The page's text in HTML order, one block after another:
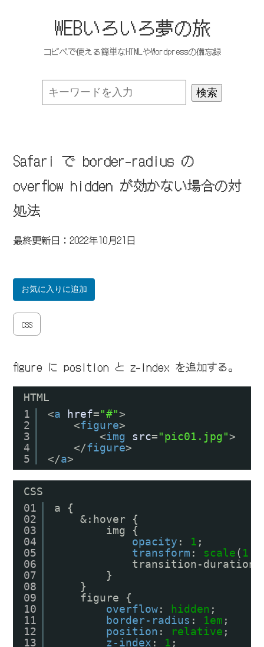
WEBいろいろ夢の旅
コピペで使える簡単なHTMLやWordpressの備忘録
Safari で border-radius の
overflow hidden が効かない場合の対
処法
最終更新日：2022年10月21日
お気に入りに追加
CSS
figure に position と z-index を追加する。
HTML
1
2
3
4
5
<a href="#">
<figure>
<img src="pic01.jpg">
</figure>
</a>
CSS
01
02
03
04
05
06
07
08
09
10
11
12
13
a {
&:hover {
img {
opacity : 1 ;
transform : scale( 1.1
transition-
}
}
figure {
overflow: hidden ;
border-radius : 1em ;
position : relative ;
z-index : 1 ;